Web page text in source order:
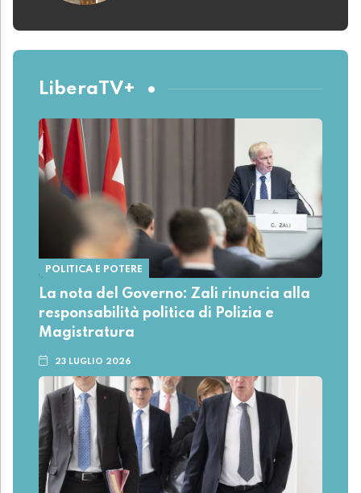
LiberaTV+
POLITICA E POTERE
La nota del Governo: Zali rinuncia alla
responsabilità politica di Polizia e
Magistratura
23 LUGLIO 2026